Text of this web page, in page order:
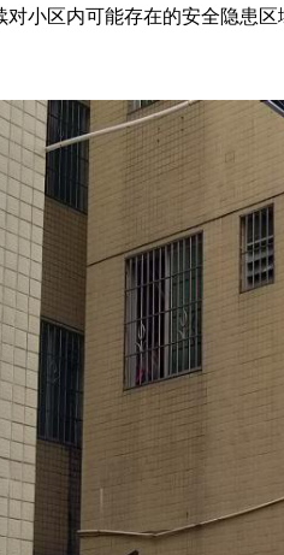
区内可能存在的安全隐患区